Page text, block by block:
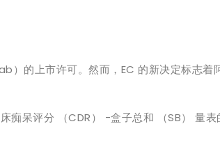
的上市许可。然而，EC 的新决定标志着
痴呆评分 （CDR） -盒子总和 （SB） 量表